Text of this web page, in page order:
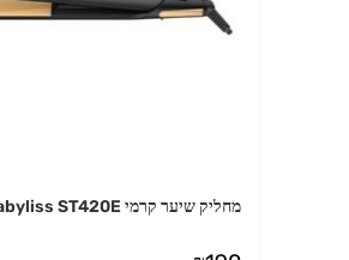
מחליק שיער קרמי Babyliss ST420E